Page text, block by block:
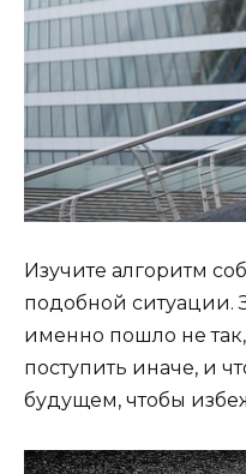
Изучите алгоритм
подобной ситуации.
именно пошло не
поступить иначе, и
будущем, чтобы